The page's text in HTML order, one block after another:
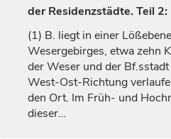
der Residenzstädte. Teil
(1) B. liegt in einer
Wesergebirges, etwa zehn
der Weser und der Bf.sstadt
West-Ost-Richtung
den Ort. Im Früh- und
dieser…